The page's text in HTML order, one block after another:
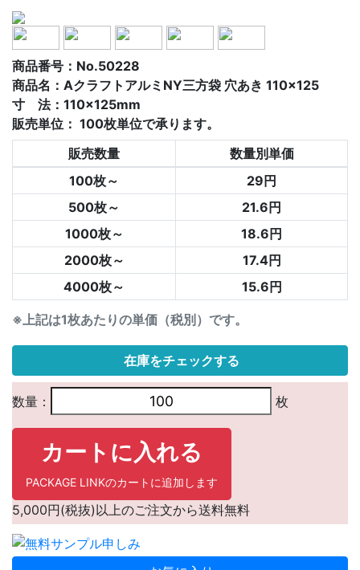
商品番号：No.50228
商品名：AクラフトアルミNY三方袋 穴あき 110×125
寸 法：110×125mm
販売単位： 100枚単位で承ります。
※上記は1枚あたりの単価（税別）です。
販売数量
数量別単価
100枚～
29円
500枚～
21.6円
1000枚～
18.6円
2000枚～
17.4円
4000枚～
15.6円
在庫をチェックする
数量： 枚
カートに入れる
PACKAGE LINKのカートに追加します
5,000円(税抜)以上のご注文から送料無料